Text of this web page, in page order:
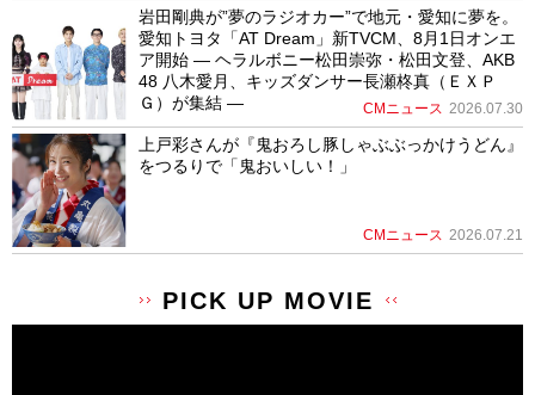
岩田剛典が”夢のラジオカー”で地元・愛知に夢を。
愛知トヨタ「AT Dream」新TVCM、8月1日オンエ
ア開始 ― ヘラルボニー松田崇弥・松田文登、AKB
48 八木愛月、キッズダンサー長瀬柊真（ＥＸＰ
Ｇ）が集結 ―
CMニュース 2026.07.30
上戸彩さんが『鬼おろし豚しゃぶぶっかけうどん』
をつるりで「鬼おいしい！」
CMニュース 2026.07.21
PICK UP MOVIE